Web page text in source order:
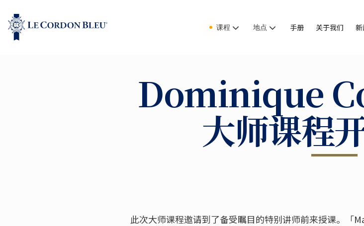
课程 地点 手册 关于我们
Dominique
大师课程
此次大师课程邀请到了备受瞩目的特别讲师前来授课。「